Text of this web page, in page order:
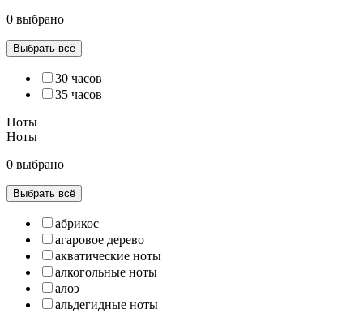
0 выбрано
Выбрать всё
30 часов
35 часов
Ноты
Ноты
0 выбрано
Выбрать всё
абрикос
агаровое дерево
акватические ноты
алкогольные ноты
алоэ
альдегидные ноты